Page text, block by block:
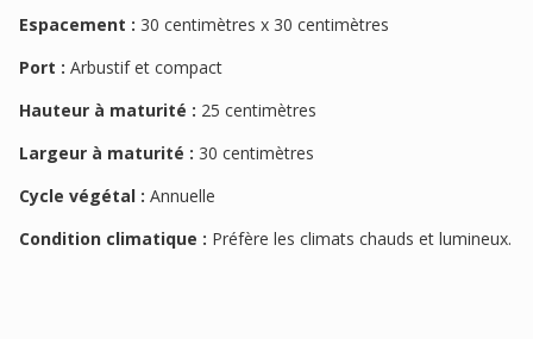
Espacement : 30 centimètres x 30 centimètres
Port : Arbustif et compact
Hauteur à maturité : 25 centimètres
Largeur à maturité : 30 centimètres
Cycle végétal : Annuelle
Condition climatique : Préfère les climats chauds et lumineux.